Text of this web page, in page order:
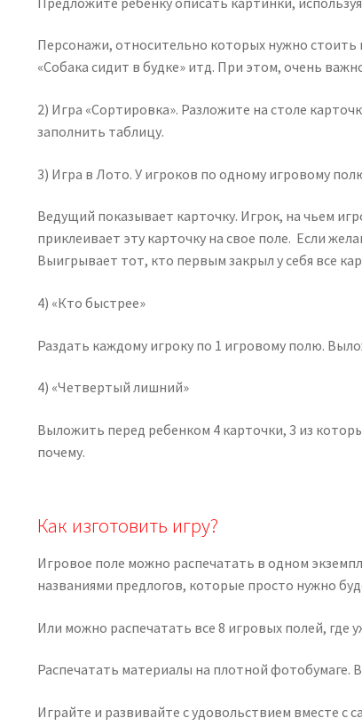
Персонажи, относительно которых нужно стоить
«Собака сидит в будке» итд. При этом, очень
2) Игра «Сортировка». Разложите на столе
заполнить таблицу.
3) Игра в Лото. У игроков по одному игровому
Ведущий показывает карточку. Игрок, на чьем
приклеивает эту карточку на свое поле. Если
Выигрывает тот, кто первым закрыл у себя все
4) «Кто быстрее»
Раздать каждому игроку по 1 игровому полю.
4) «Четвертый лишний»
Выложить перед ребенком 4 карточки, 3 из
почему.
Как изготовить игру?
Игровое поле можно распечатать в одном
названиями предлогов, которые просто нужно
Или можно распечатать все 8 игровых полей, где
Распечатать материалы на плотной фотобумаге.
Играйте и развивайте с удовольствием вместе с